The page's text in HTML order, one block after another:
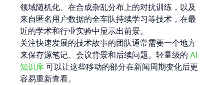
领域随机化、在合成杂乱分布上的对抗训练，以及
来自匿名用户数据的全车队持续学习等技术，在最
近的学术和行业实验中显示出前景。
关注快速发展的技术故事的团队通常需要一个地方
来保存源笔记、会议背景和后续问题。轻量级的 AI
知识库 可以让这些移动的部分在新闻周期变化后更
容易重新查看。